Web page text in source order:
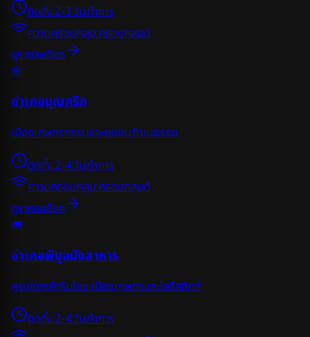
ติดตั้ง:2-3 วันทำการ
ความครอบคลุม:ครอบคลุมดี
ดูรายละเอียด
🌸
อำเภอบุณฑริก
เมืองเกษตรกรรมและชุมชนวัฒนธรรม
ติดตั้ง:2-4 วันทำการ
ความครอบคลุม:ครอบคลุมดี
ดูรายละเอียด
🚛
อำเภอพิบูลมังสาหาร
ศูนย์การค้าริมโขง เมืองเกษตรและโลจิสติกส์
ติดตั้ง:2-4 วันทำการ